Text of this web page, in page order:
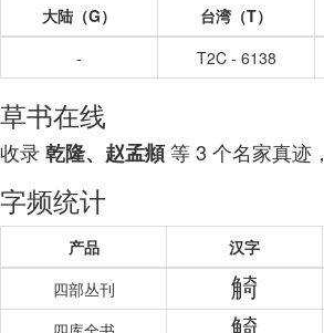
大陆（G） 台湾（T）
-
T2C - 6138
草书在线
收录乾隆、赵孟頫等 3 个名家真迹，
字频统计
产品 汉字
四部丛刊
觭